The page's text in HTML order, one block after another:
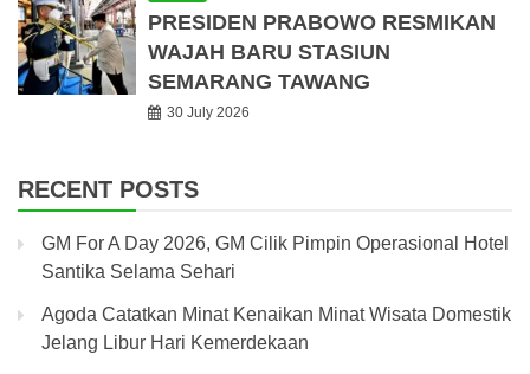
PRESIDEN PRABOWO RESMIKAN
WAJAH BARU STASIUN
SEMARANG TAWANG
30 July 2026
RECENT POSTS
GM For A Day 2026, GM Cilik Pimpin Operasional Hotel
Santika Selama Sehari
Agoda Catatkan Minat Kenaikan Minat Wisata Domestik
Jelang Libur Hari Kemerdekaan